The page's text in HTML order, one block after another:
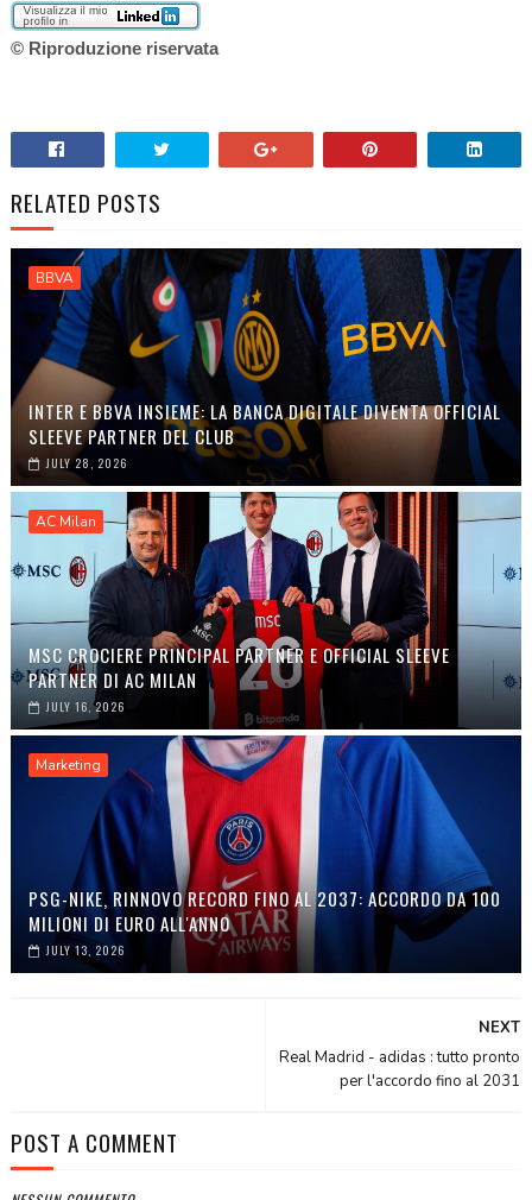
© Riproduzione riservata
RELATED POSTS
BBVA
INTER E BBVA INSIEME: LA BANCA DIGITALE DIVENTA OFFICIAL
SLEEVE PARTNER DEL CLUB
JULY 28, 2026
AC Milan
MSC CROCIERE PRINCIPAL PARTNER E OFFICIAL SLEEVE
PARTNER DI AC MILAN
JULY 16, 2026
Marketing
PSG-NIKE, RINNOVO RECORD FINO AL 2037: ACCORDO DA 100
MILIONI DI EURO ALL'ANNO
JULY 13, 2026
NEXT
Real Madrid - adidas : tutto pronto
per l'accordo fino al 2031
POST A COMMENT